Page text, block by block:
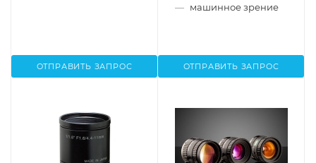
ОТПРАВИТЬ ЗАПРОС
— машинное зрение
ОТПРАВИТЬ ЗАПРОС